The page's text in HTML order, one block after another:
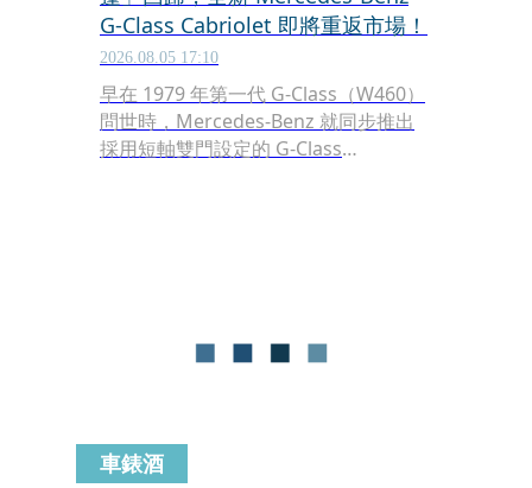
G-Class Cabriolet 即將重返市場！
2026.08.05 17:10
早在 1979 年第一代 G-Class（W460）
問世時，Mercedes-Benz 就同步推出
採用短軸雙門設定的 G-Class
車錶酒